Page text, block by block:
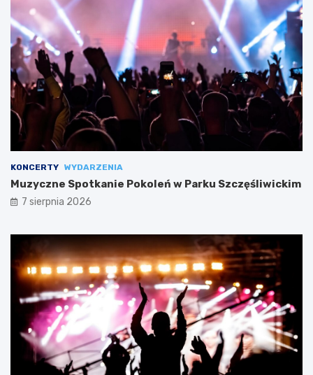
KONCERTY WYDARZENIA
Muzyczne Spotkanie Pokoleń w Parku Szczęśliwickim
7 sierpnia 2026